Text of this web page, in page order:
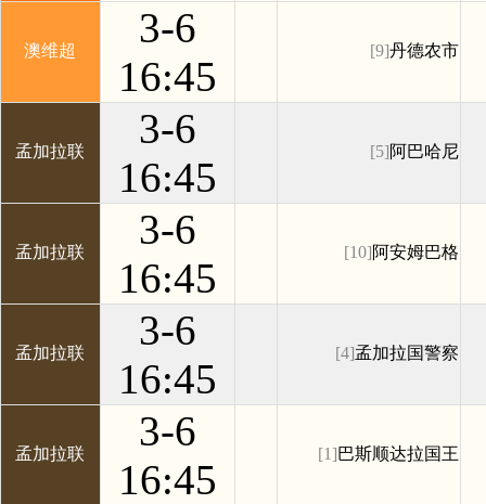
澳维超
3-6
16:45
[9]丹德农市
孟加拉联
3-6
16:45
[5]阿巴哈尼
孟加拉联
3-6
16:45
[10]阿安姆巴格
孟加拉联
3-6
16:45
[4]孟加拉国警察
孟加拉联
3-6
16:45
[1]巴斯顺达拉国王